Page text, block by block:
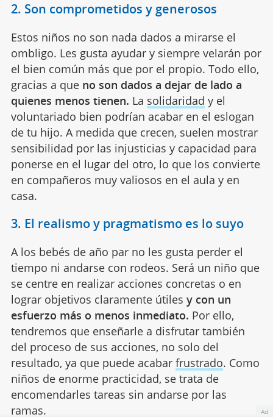
2. Son comprometidos y generosos
Estos niños no son nada dados a mirarse el
ombligo. Les gusta ayudar y siempre velarán por
el bien común más que por el propio. Todo ello,
gracias a que no son dados a dejar de lado a
quienes menos tienen. La solidaridad y el
voluntariado bien podrían acabar en el eslogan
de tu hijo. A medida que crecen, suelen mostrar
sensibilidad por las injusticias y capacidad para
ponerse en el lugar del otro, lo que los convierte
en compañeros muy valiosos en el aula y en
casa.
3. El realismo y pragmatismo es lo suyo
A los bebés de año par no les gusta perder el
tiempo ni andarse con rodeos. Será un niño que
se centre en realizar acciones concretas o en
lograr objetivos claramente útiles y con un
esfuerzo más o menos inmediato. Por ello,
tendremos que enseñarle a disfrutar también
del proceso de sus acciones, no solo del
resultado, ya que puede acabar frustrado. Como
niños de enorme practicidad, se trata de
encomendarles tareas sin andarse por las
ramas.
Ad